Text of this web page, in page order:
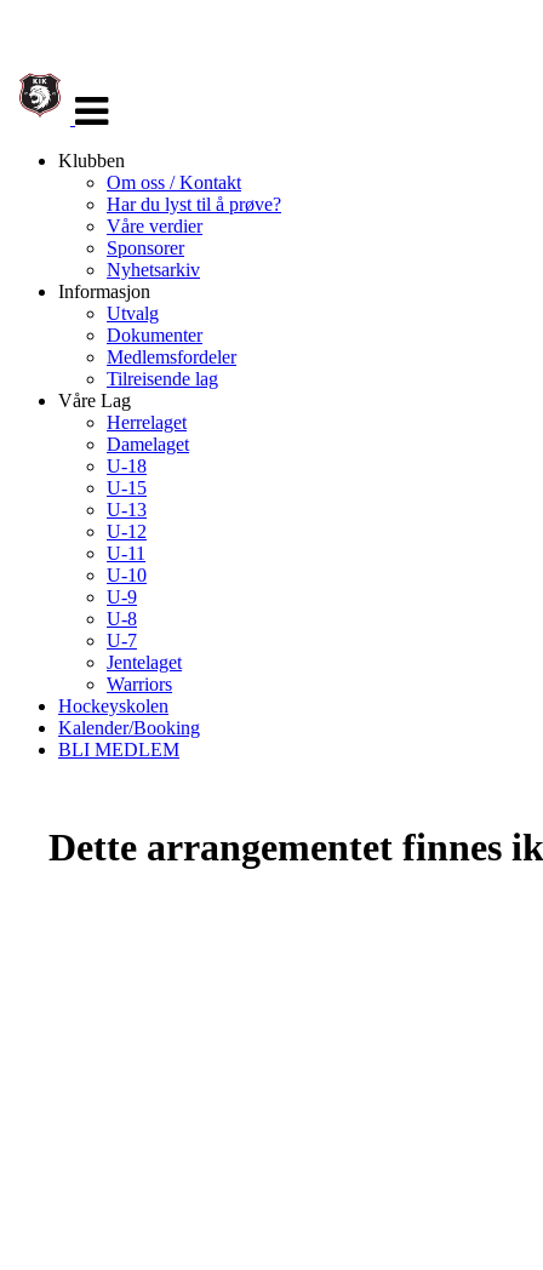
navigasjon
Klubben
Om oss / Kontakt
Har du lyst til å prøve?
Våre verdier
Sponsorer
Nyhetsarkiv
Informasjon
Utvalg
Dokumenter
Medlemsfordeler
Tilreisende lag
Våre Lag
Herrelaget
Damelaget
U-18
U-15
U-13
U-12
U-11
U-10
U-9
U-8
U-7
Jentelaget
Warriors
Hockeyskolen
Kalender/Booking
BLI MEDLEM
Dette arrangementet finnes